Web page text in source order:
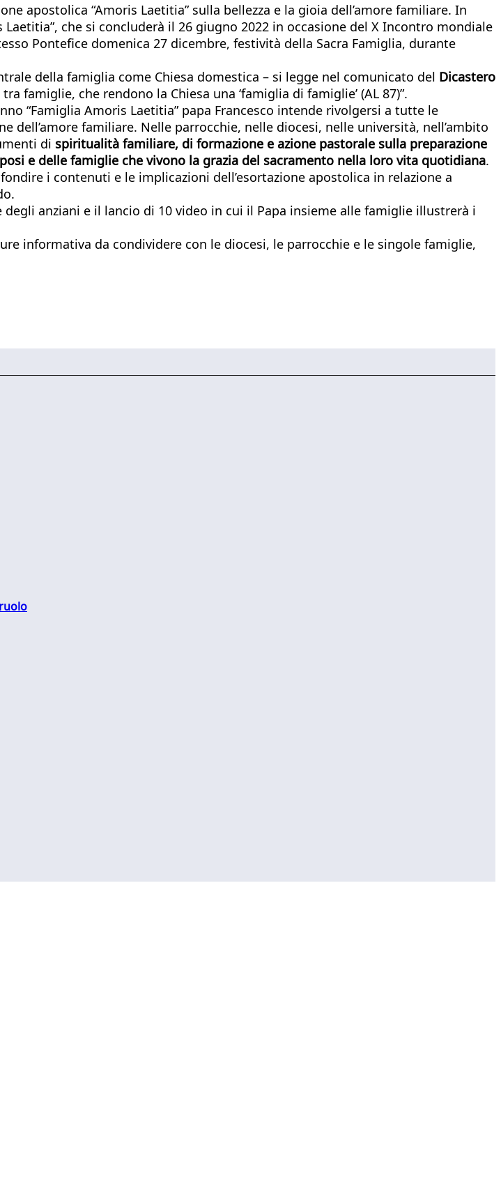
apostolica “Amoris Laetitia” sulla bellezza e la gioia dell’amore familiare. In
che si concluderà il 26 giugno 2022 in occasione del X Incontro mondiale
Pontefice domenica 27 dicembre, festività della Sacra Famiglia, durante
della famiglia come Chiesa domestica – si legge nel comunicato del Dicastero
famiglie, che rendono la Chiesa una ‘famiglia di famiglie’ (AL 87)”.
“Famiglia Amoris Laetitia” papa Francesco intende rivolgersi a tutte le
familiare. Nelle parrocchie, nelle diocesi, nelle università, nell’ambito
di spiritualità familiare, di formazione e azione pastorale sulla preparazione
e delle famiglie che vivono la grazia del sacramento nella loro vita quotidiana.
i contenuti e le implicazioni dell’esortazione apostolica in relazione a
anziani e il lancio di 10 video in cui il Papa insieme alle famiglie illustrerà i
informativa da condividere con le diocesi, le parrocchie e le singole famiglie,